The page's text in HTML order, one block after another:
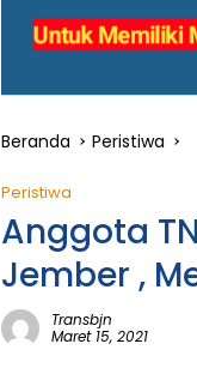
Beranda Peristiwa
Peristiwa
Anggota
Jember ,
Transbjn
Maret 15, 2021